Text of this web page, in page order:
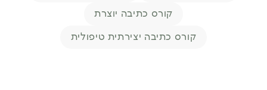
קורס כתיבה יוצרת
קורס כתיבה יצירתית טיפולית